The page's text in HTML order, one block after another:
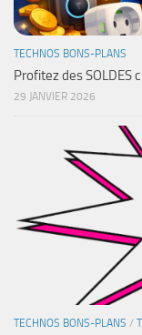
TECHNOS BONS-PLANS
Profitez des SOLDES
29 JANVIER 2026
TECHNOS BONS-PLANS /